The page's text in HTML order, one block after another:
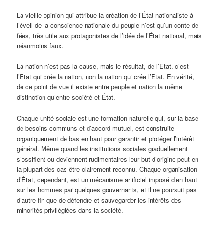
La vieille opinion qui attribue la création de l’État nationaliste à
l’éveil de la conscience nationale du peuple n’est qu’un conte de
fées, très utile aux protagonistes de l’idée de l’État national, mais
néanmoins faux.
La nation n’est pas la cause, mais le résultat, de l’Etat. c’est
l’Etat qui crée la nation, non la nation qui crée l’Etat. En vérité,
de ce point de vue il existe entre peuple et nation la même
distinction qu’entre société et État.
Chaque unité sociale est une formation naturelle qui, sur la base
de besoins communs et d’accord mutuel, est construite
organiquement de bas en haut pour garantir et protéger l’intérêt
général. Même quand les institutions sociales graduellement
s’ossifient ou deviennent rudimentaires leur but d’origine peut en
la plupart des cas être clairement reconnu. Chaque organisation
d’État, cependant, est un mécanisme artificiel imposé d’en haut
sur les hommes par quelques gouvernants, et il ne poursuit pas
d’autre fin que de défendre et sauvegarder les intérêts des
minorités privilégiées dans la société.